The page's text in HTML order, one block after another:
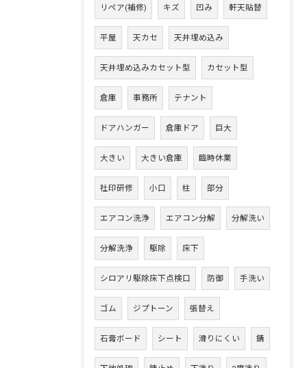
リペア(補修) キズ 凹み 軒天貼替
平屋 天カセ 天井埋め込み
天井埋め込みカセット型 カセット型
倉庫 事務所 テナント
ドアハンガー 倉庫ドア 巨大
大きい 大きい倉庫 臨時休業
社印研修 小口 柱 部分
エアコン洗浄 エアコン分解 分解洗い
分解洗浄 駆除 床下
シロアリ駆除床下点検口 防御 手洗い
ゴム ジプトーン 張替え
石膏ボード シート 滑りにくい 錆